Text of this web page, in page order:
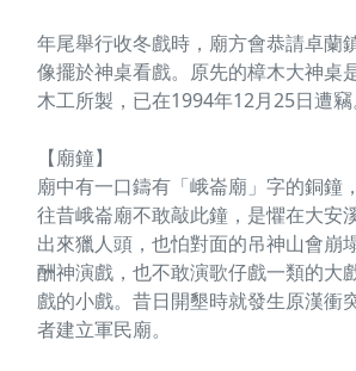
年尾舉行收冬戲時，廟方會恭請卓蘭
像擺於神桌看戲。原先的樟木大神桌
木工所製，已在1994年12月25日遭
【廟鐘】
廟中有一口鑄有「峨崙廟」字的銅鐘
往昔峨崙廟不敢敲此鐘，是懼在大安
出來獵人頭，也怕對面的吊神山會崩
酬神演戲，也不敢演歌仔戲一類的大
戲的小戲。昔日開墾時就發生原漢衝
者建立軍民廟。